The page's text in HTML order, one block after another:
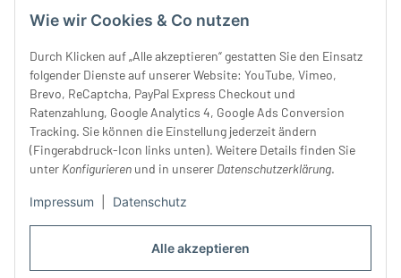
Alle akzeptieren
Wie wir Cookies & Co nutzen
Durch Klicken auf „Alle akzeptieren“ gestatten Sie den Einsatz
folgender Dienste auf unserer Website: YouTube, Vimeo,
Brevo, ReCaptcha, PayPal Express Checkout und
Ratenzahlung, Google Analytics 4, Google Ads Conversion
Tracking. Sie können die Einstellung jederzeit ändern
(Fingerabdruck-Icon links unten). Weitere Details finden Sie
unter Konfigurieren und in unserer Datenschutzerklärung.
Impressum Datenschutz
Donnerstag:
10 - 18 Uhr
Samstag:
10 - 14 Uhr
Unser Service
Rechtliches